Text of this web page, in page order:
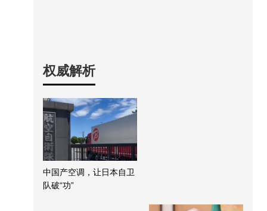
权威解析
中国产空调，让日本自卫
队破“功”